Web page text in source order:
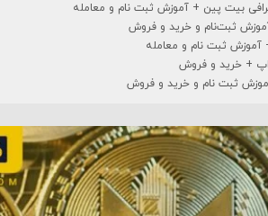
بیت پین + آموزش ثبت نام و معامله
ثبت‌نام و خرید و فروش
ثبت نام و معامله
+ خرید و فروش
ثبت نام و خرید و فروش